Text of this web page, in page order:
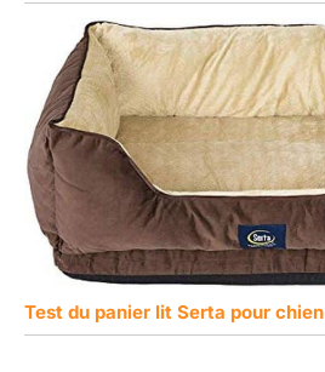
Test du panier lit Serta pour chien